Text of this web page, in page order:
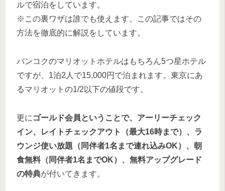
ルで宿泊をしています。
※この裏ワザは誰でも使えます。この記事ではその
方法を徹底的に解説をしています。
バンコクのマリオットホテルはもちろん5つ星ホテル
ですが、1泊2人で15,000円で泊まれます。東京にあ
るマリオットの1/2以下の値段です。
更に ゴールド会員ということで、アーリーチェック
イン、レイトチェックアウト（最大16時まで）、ラ
ウンジ使い放題（同伴者1名まで連れ込みOK）、朝
食無料（同伴者1名までOK）、無料アップグレード
の特典が付いてきます。